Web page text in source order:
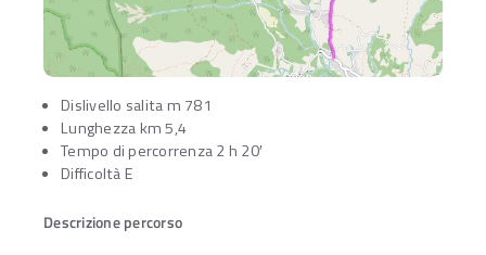
Dislivello salita m 781
Lunghezza km 5,4
Tempo di percorrenza 2 h 20′
Difficoltà E
Descrizione percorso